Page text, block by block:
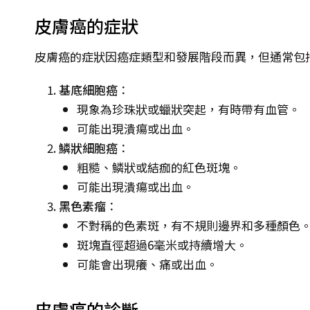
皮膚癌的症狀
皮膚癌的症狀因癌症類型和發展階段而異，但通常包
基底細胞癌 ：
現象為珍珠狀或蠟狀突起，有時帶有血管。
可能出現潰瘍或出血。
鱗狀細胞癌 ：
粗糙、鱗狀或結痂的紅色斑塊。
可能出現潰瘍或出血。
黑色素瘤 ：
不對稱的色素斑，有不規則邊界和多種顏色
斑塊直徑超過6毫米或持續增大。
可能會出現癢、痛或出血。